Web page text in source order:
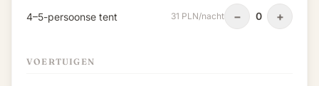
4–5-persoonse tent 31 PLN/nacht − 0 +
VOERTUIGEN